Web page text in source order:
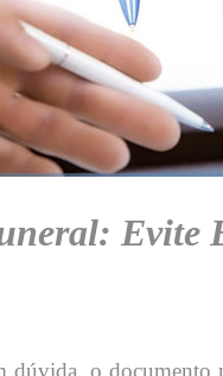
Evite
o documento